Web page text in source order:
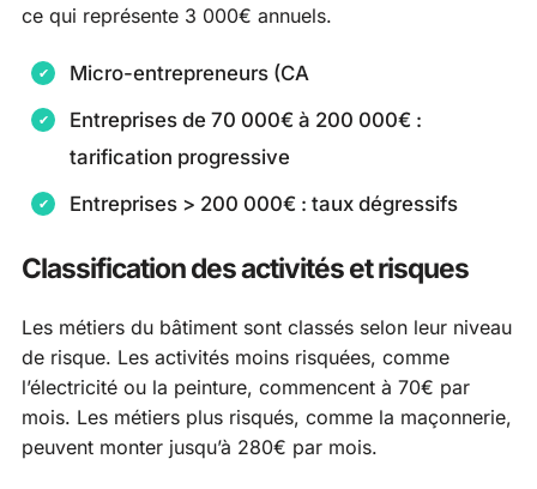
ce qui représente 3 000€ annuels.
Micro-entrepreneurs (CA
Entreprises de 70 000€ à 200 000€ :
tarification progressive
Entreprises > 200 000€ : taux dégressifs
Classification des activités et risques
Les métiers du bâtiment sont classés selon leur niveau
de risque. Les activités moins risquées, comme
l’électricité ou la peinture, commencent à 70€ par
mois. Les métiers plus risqués, comme la maçonnerie,
peuvent monter jusqu’à 280€ par mois.